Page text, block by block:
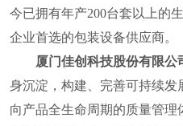
今已拥有年产200台套以上的
企业首选的包装设备供应商。
厦门佳创科技股份有限公
身沉淀，构建、完善可持续
向产品全生命周期的质量管